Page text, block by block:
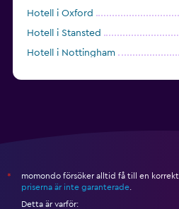
Hotell i Oxford
Hotell i Stansted
Hotell i Nottingham
*
momondo försöker alltid få till en
priserna är inte garanterade
Detta är varför: